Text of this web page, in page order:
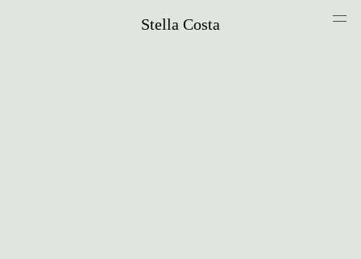
Stella Costa